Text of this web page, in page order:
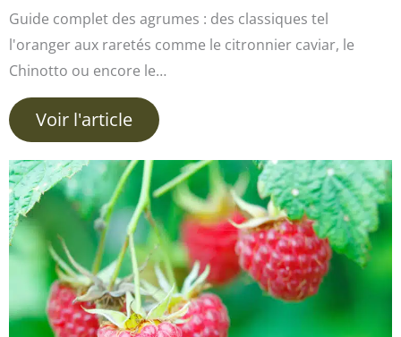
Guide complet des agrumes : des classiques tel
l'oranger aux raretés comme le citronnier caviar, le
Chinotto ou encore le…
Voir l'article